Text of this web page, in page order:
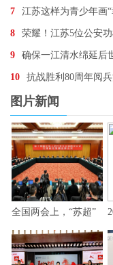
7 江苏这样为青少年画
8 荣耀！江苏5位公安
9 确保一江清水绵延后
10 抗战胜利80周年阅
图片新闻
全国两会上，“苏超”